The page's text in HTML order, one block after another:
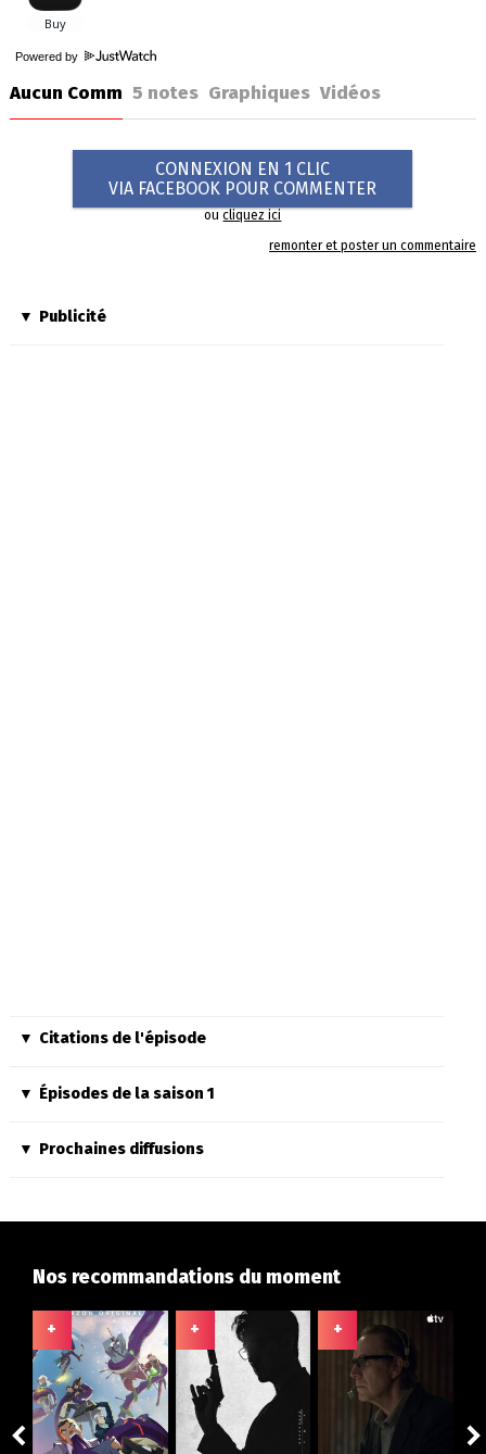
Powered by
Aucun Comm 5 notes Graphiques Vidéos
CONNEXION EN 1 CLIC
VIA FACEBOOK POUR COMMENTER
oucliquez ici
remonter et poster un commentaire
Publicité
Citations de l'épisode
Épisodes de la saison 1
Prochaines diffusions
Nos recommandations du moment
+ + +